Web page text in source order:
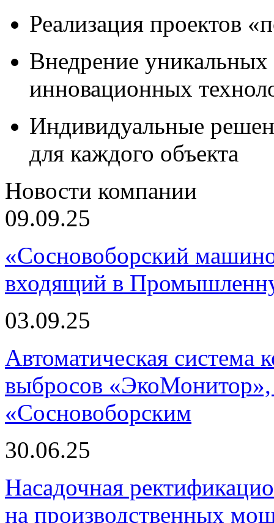
Реализация проектов
Внедрение уникальных
инновационных
Индивидуальные
для каждого объекта
Новости компании
09.09.25
«Сосновоборский
входящий в
03.09.25
Автоматическая
выбросов «ЭкоМонитор»,
«Сосновоборским
30.06.25
Насадочная
на производственных